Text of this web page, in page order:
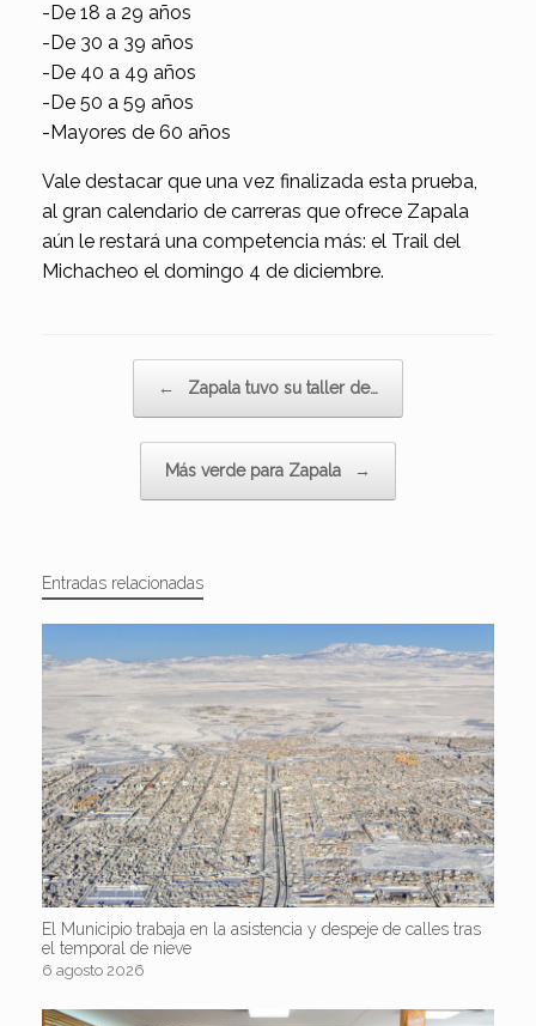
-De 18 a 29 años
-De 30 a 39 años
-De 40 a 49 años
-De 50 a 59 años
-Mayores de 60 años
Vale destacar que una vez finalizada esta prueba,
al gran calendario de carreras que ofrece Zapala
aún le restará una competencia más: el Trail del
Michacheo el domingo 4 de diciembre.
← Zapala tuvo su taller de…
Más verde para Zapala →
Entradas relacionadas
El Municipio trabaja en la asistencia y despeje de calles tras
el temporal de nieve
6 agosto 2026